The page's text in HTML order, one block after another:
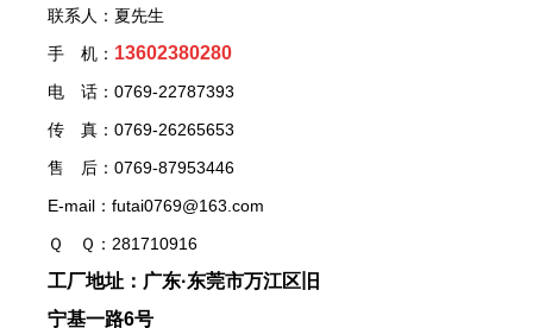
联系人：夏先生
手 机： 13602380280
电 话：0769-22787393
传 真：0769-26265653
售 后：0769-87953446
E-mail：futai0769@163.com
Ｑ Ｑ：281710916
工厂地址：广东·东莞市万江区旧
宁基一路6号